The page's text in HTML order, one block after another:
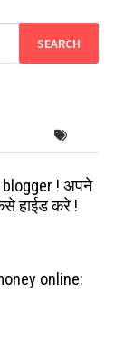
! अपने
हाईड करे !
online: